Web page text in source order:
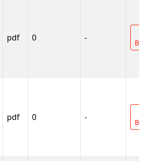
pdf 0 -
pdf 0 -